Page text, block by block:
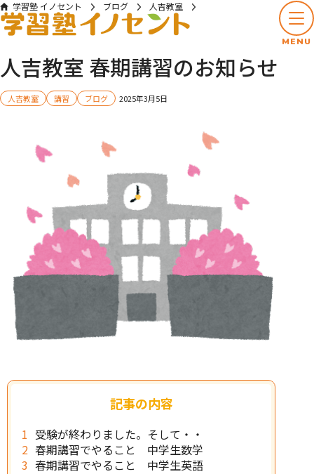
MENU
学習塾 イノセント ブログ
人吉教室
人吉教室 春期講習のお知らせ
人吉教室 春期講習のお知らせ
人吉教室 講習 ブログ 2025年3月5日
記事の内容
受験が終わりました。そして・・
春期講習でやること 中学生数学
春期講習でやること 中学生英語